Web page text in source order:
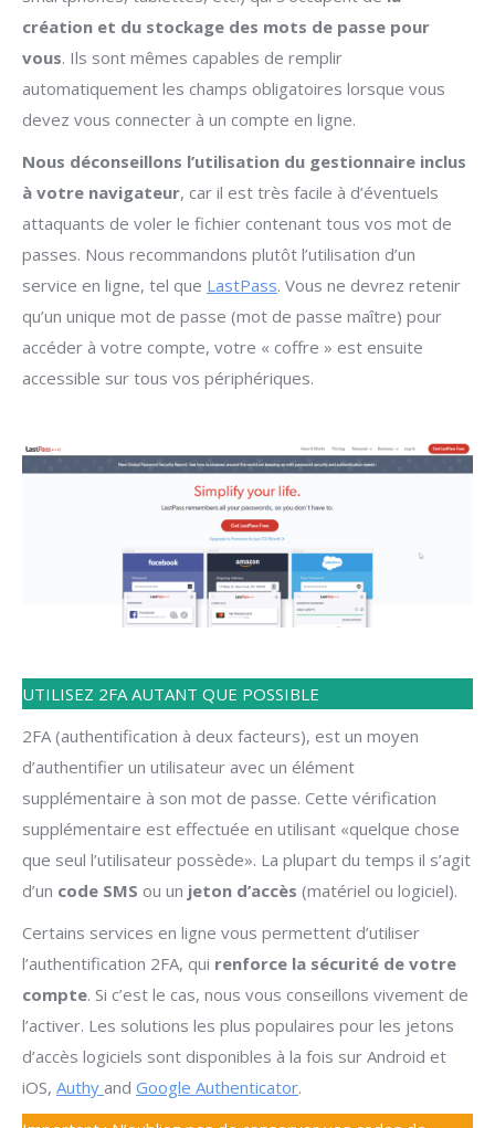
création et du stockage des mots de passe pour
vous. Ils sont mêmes capables de remplir
automatiquement les champs obligatoires lorsque vous
devez vous connecter à un compte en ligne.
Nous déconseillons l’utilisation du gestionnaire inclus
à votre navigateur, car il est très facile à d’éventuels
attaquants de voler le fichier contenant tous vos mot de
passes. Nous recommandons plutôt l’utilisation d’un
service en ligne, tel que LastPass. Vous ne devrez retenir
qu’un unique mot de passe (mot de passe maître) pour
accéder à votre compte, votre « coffre » est ensuite
accessible sur tous vos périphériques.
UTILISEZ 2FA AUTANT QUE POSSIBLE
2FA (authentification à deux facteurs), est un moyen
d’authentifier un utilisateur avec un élément
supplémentaire à son mot de passe. Cette vérification
supplémentaire est effectuée en utilisant «quelque chose
que seul l’utilisateur possède». La plupart du temps il s’agit
d’un code SMS ou un jeton d’accès (matériel ou logiciel).
Certains services en ligne vous permettent d’utiliser
l’authentification 2FA, qui renforce la sécurité de votre
compte. Si c’est le cas, nous vous conseillons vivement de
l’activer. Les solutions les plus populaires pour les jetons
d’accès logiciels sont disponibles à la fois sur Android et
iOS, Authy and Google Authenticator.